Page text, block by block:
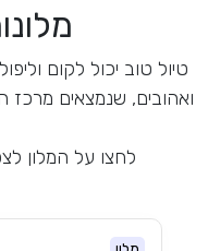
טיול טוב יכול לקום
ואהובים, שנמצאים מרכז
לחצו על המלון